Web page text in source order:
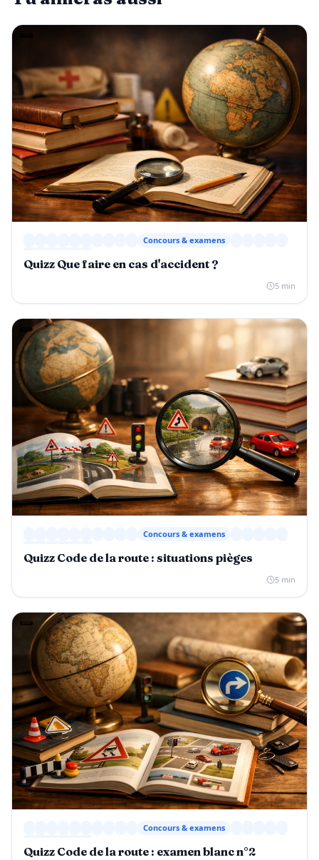
Concours & examens
Quizz Que faire en cas d'accident ?
5 min
Concours & examens
Quizz Code de la route : situations pièges
5 min
Concours & examens
Quizz Code de la route : examen blanc n°2